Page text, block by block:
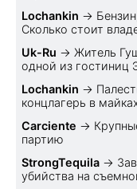
Lochankin →
Cколько стоит
Uk-Ru → Житель
одной из гостиниц
Lochankin →
концлагерь в
Carciente →
партию
StrongTequila →
убийства на